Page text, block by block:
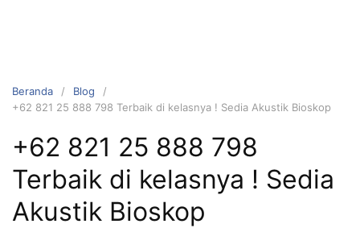
Beranda
Blog
+62 821 25 888 798 Terbaik di kelasnya ! Sedia Akustik Bioskop
+62 821 25 888 798
Terbaik di kelasnya ! Sedia
Akustik Bioskop